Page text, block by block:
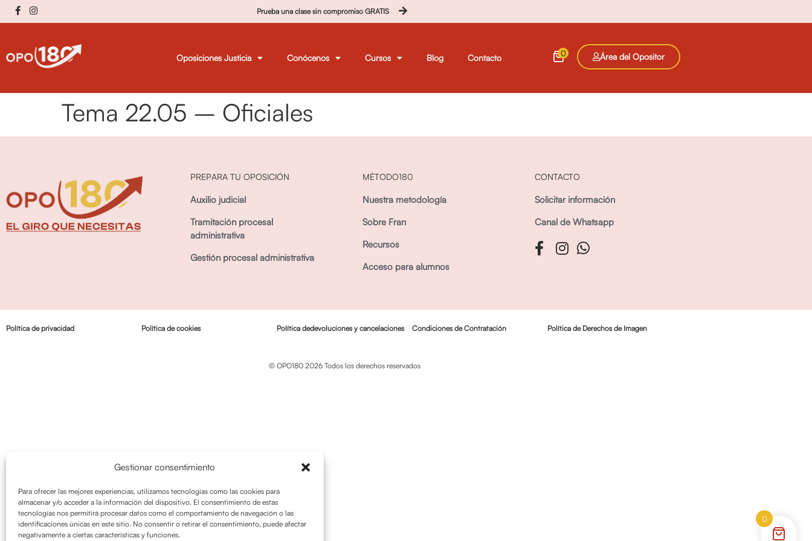
Gestionar consentimiento
Para ofrecer las mejores experiencias, utilizamos tecnologías como las cookies para
almacenar y/o acceder a la información del dispositivo. El consentimiento de estas
tecnologías nos permitirá procesar datos como el comportamiento de navegación o las
identificaciones únicas en este sitio. No consentir o retirar el consentimiento, puede afectar
negativamente a ciertas características y funciones.
Prueba una clase sin compromiso GRATIS
Oposiciones Justicia Conócenos Cursos Blog Contacto 0 Área del Opositor
Tema 22.05 – Oficiales
PREPARA TU OPOSICIÓN
Auxilio judicial
Tramitación procesal
administrativa
Gestión procesal administrativa
MÉTODO180
Nuestra metodología
Sobre Fran
Recursos
Acceso para alumnos
CONTACTO
Solicitar información
Canal de Whatsapp
Política de privacidad Política de cookies Política dedevoluciones y cancelaciones Condiciones de Contratación Política de Derechos de Imagen
© OPO180 2026 Todos los derechos reservados
0